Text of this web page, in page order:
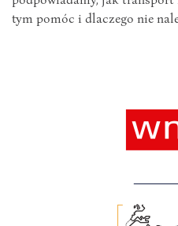
tym pomóc i dlaczego nie